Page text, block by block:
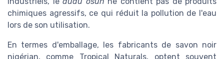
chimiques agressifs, ce qui réduit la pollution de l'eau
lors de son utilisation.
En termes d'emballage, les fabricants de savon noir
nigérian, comme Tropical Naturals, optent souvent